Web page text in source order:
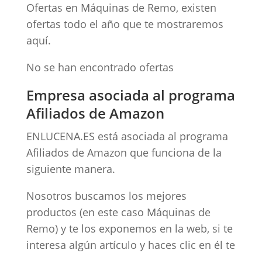
Ofertas en Máquinas de Remo, existen
ofertas todo el año que te mostraremos
aquí.
No se han encontrado ofertas
Empresa asociada al programa
Afiliados de Amazon
ENLUCENA.ES está asociada al programa
Afiliados de Amazon que funciona de la
siguiente manera.
Nosotros buscamos los mejores
productos (en este caso Máquinas de
Remo) y te los exponemos en la web, si te
interesa algún artículo y haces clic en él te